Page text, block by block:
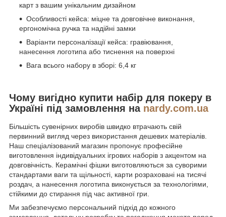
карт з вашим унікальним дизайном
Особливості кейса: міцне та довговічне виконання,
ергономічна ручка та надійні замки
Варіанти персоналізації кейса: гравіювання,
нанесення логотипа або тиснення на поверхні
Вага всього набору в зборі: 6,4 кг
Чому вигідно купити набір для покеру в
Україні під замовлення на nardy.com.ua
Більшість сувенірних виробів швидко втрачають свій
первинний вигляд через використання дешевих матеріалів.
Наш спеціалізований магазин пропонує професійне
виготовлення індивідуальних ігрових наборів з акцентом на
довговічність. Керамічні фішки виготовляються за суворими
стандартами ваги та щільності, карти розраховані на тисячі
роздач, а нанесення логотипа виконується за технологіями,
стійкими до стирання під час активної гри.
Ми забезпечуємо персональний підхід до кожного